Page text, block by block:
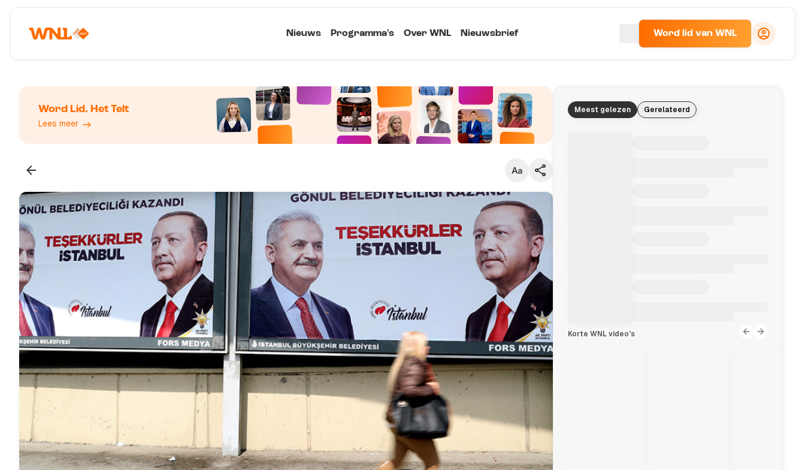
Nieuws Programma's Over WNL Nieuwsbrief Word lid van WNL
Word Lid. Het Telt
Lees meer
Klein
Standaard
Groot
Kopieer link
Meest gelezen Gerelateerd
Korte WNL video's